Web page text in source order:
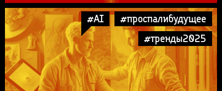
#AI
#проспалибудущее
#тренды2025